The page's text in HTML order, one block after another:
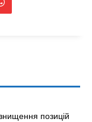
позицій